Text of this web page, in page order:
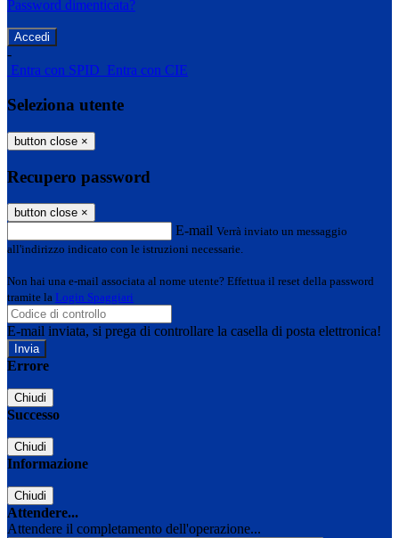
Password dimenticata?
-
Entra con SPID Entra con CIE
Seleziona utente
button close ×
Recupero password
button close ×
E-mail Verrà inviato un messaggio
all'indirizzo indicato con le istruzioni necessarie.
Non hai una e-mail associata al nome utente? Effettua il reset della password
tramite la Login Spaggiari
E-mail inviata, si prega di controllare la casella di posta elettronica!
Errore
Chiudi
Successo
Chiudi
Informazione
Chiudi
Attendere...
Attendere il completamento dell'operazione...